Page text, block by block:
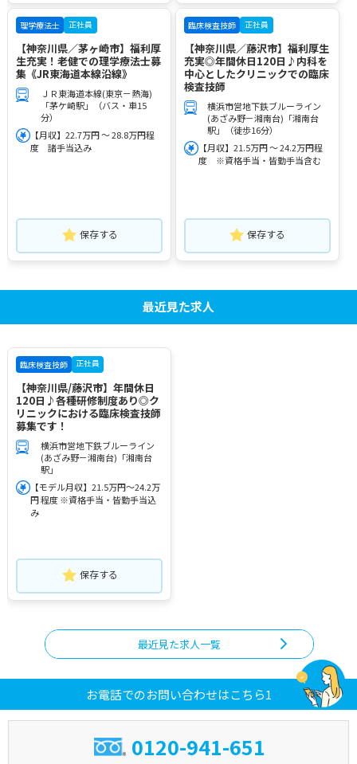
理学療法士 正社員
【神奈川県／茅ヶ崎市】福利厚
生充実！老健での理学療法士募
集《JR東海道本線沿線》
ＪＲ東海道本線(東京－熱海)
「茅ケ崎駅」（バス・車15
分）
【月収】22.7万円 ～ 28.8万円程
度 諸手当込み
保存する
臨床検査技師 正社員
【神奈川県／藤沢市】福利厚生
充実◎年間休日120日♪内科を
中心としたクリニックでの臨床
検査技師
横浜市営地下鉄ブルーライン
(あざみ野－湘南台)「湘南台
駅」（徒歩16分）
【月収】21.5万円 ～ 24.2万円程
度 ※資格手当・皆勤手当含む
保存する
最近見た求人
臨床検査技師 正社員
【神奈川県/藤沢市】年間休日
120日♪各種研修制度あり◎ク
リニックにおける臨床検査技師
募集です！
横浜市営地下鉄ブルーライン
(あざみ野－湘南台)「湘南台
駅」
【モデル月収】21.5万円～24.2万
円 程度 ※資格手当・皆勤手当込
み
保存する
最近見た求人一覧
お電話でのお問い合わせはこちら1
0120-941-651